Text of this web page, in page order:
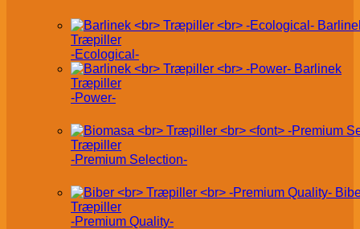
Træpiller
-Ecological-
Barlinek
Træpiller
-Power-
Træpiller
-Premium Selection-
Træpiller
-Premium Quality-